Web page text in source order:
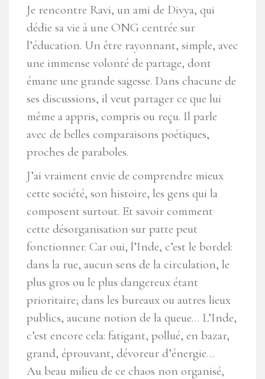
Je rencontre Ravi, un ami de Divya, qui
dédie sa vie à une ONG centrée sur
l’éducation. Un être rayonnant, simple, avec
une immense volonté de partage, dont
émane une grande sagesse. Dans chacune de
ses discussions, il veut partager ce que lui
même a appris, compris ou reçu. Il parle
avec de belles comparaisons poétiques,
proches de paraboles.
J’ai vraiment envie de comprendre mieux
cette société, son histoire, les gens qui la
composent surtout. Et savoir comment
cette désorganisation sur patte peut
fonctionner. Car oui, l’Inde, c’est le bordel:
dans la rue, aucun sens de la circulation, le
plus gros ou le plus dangereux étant
prioritaire; dans les bureaux ou autres lieux
publics, aucune notion de la queue… L’Inde,
c’est encore cela: fatigant, pollué, en bazar,
grand, éprouvant, dévoreur d’énergie…
Au beau milieu de ce chaos non organisé,